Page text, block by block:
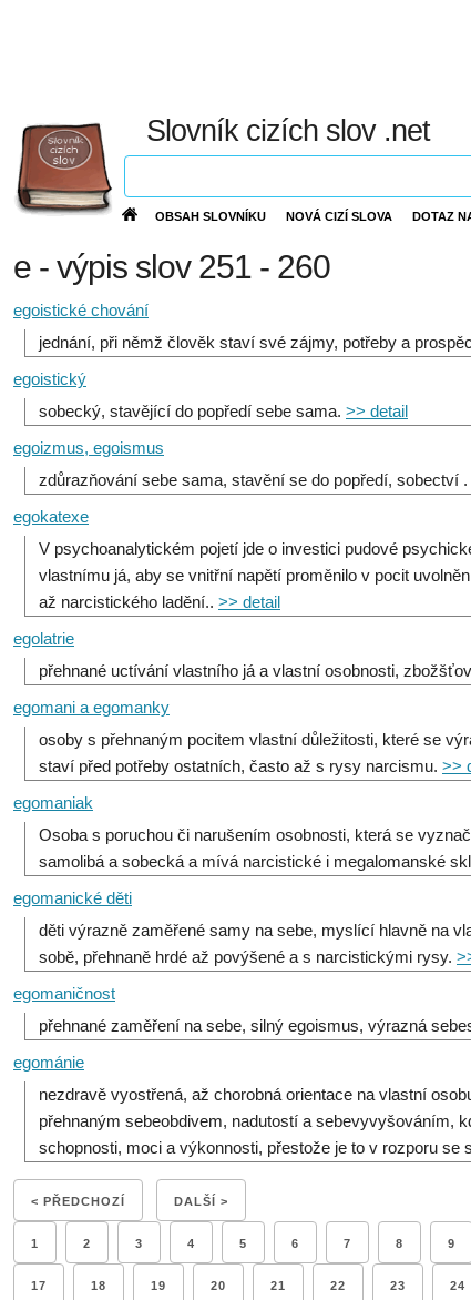
Slovník cizích slov .net
OBSAH SLOVNÍKU NOVÁ CIZÍ SLOVA DOTAZ
e - výpis slov 251 - 260
egoistické chování
jednání, při němž člověk staví své zájmy, potřeby a
egoistický
sobecký, stavějící do popředí sebe sama. >> detail
egoizmus, egoismus
zdůrazňování sebe sama, stavění se do popředí, sobectví .
egokatexe
V psychoanalytickém pojetí jde o investici pudové
vlastnímu já, aby se vnitřní napětí proměnilo v pocit
až narcistického ladění.. >> detail
egolatrie
přehnané uctívání vlastního já a vlastní osobnosti,
egomani a egomanky
osoby s přehnaným pocitem vlastní důležitosti, které se
staví před potřeby ostatních, často až s rysy narcismu. >>
egomaniak
Osoba s poruchou či narušením osobnosti, která se
samolibá a sobecká a mívá narcistické i megalomanské
egomanické děti
děti výrazně zaměřené samy na sebe, myslící hlavně na
sobě, přehnaně hrdé až povýšené a s narcistickými rysy.
egomaničnost
přehnané zaměření na sebe, silný egoismus, výrazná
egománie
nezdravě vyostřená, až chorobná orientace na vlastní
přehnaným sebeobdivem, nadutostí a sebevyvyšováním,
schopnosti, moci a výkonnosti, přestože je to v rozporu se
< PŘEDCHOZÍ DALŠÍ >
1 2 3 4 5 6 7 8 9
17 18 19 20 21 22 23 24